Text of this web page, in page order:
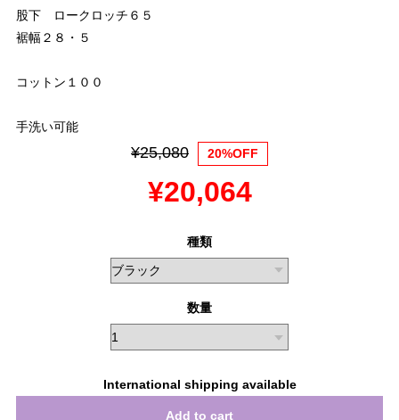
股下 ロークロッチ６５
裾幅２８・５
コットン１００
手洗い可能
¥25,080 20%OFF
¥20,064
種類
数量
International shipping available
Add to cart